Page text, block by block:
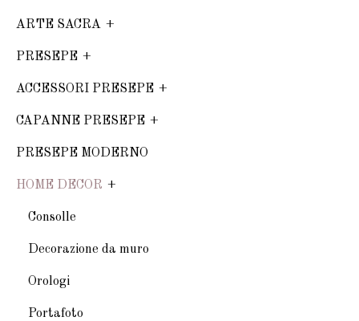
ARTE SACRA
PRESEPE
ACCESSORI PRESEPE
CAPANNE PRESEPE
PRESEPE MODERNO
HOME DECOR
Consolle
Decorazione da muro
Orologi
Portafoto